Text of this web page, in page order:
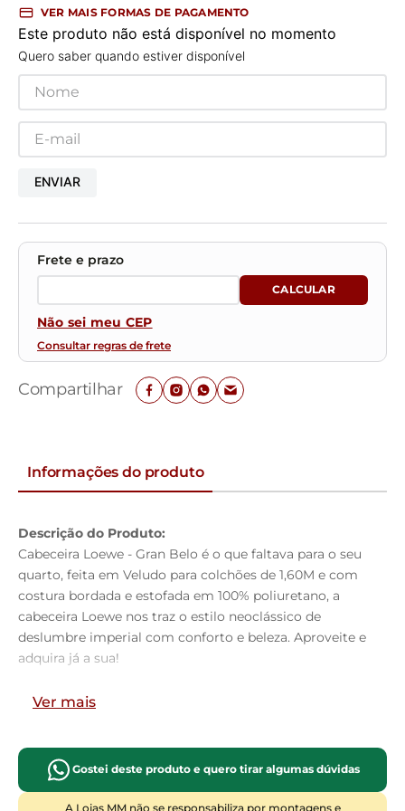
VER MAIS FORMAS DE PAGAMENTO
Este produto não está disponível no momento
Quero saber quando estiver disponível
ENVIAR
Não sei meu CEP
Consultar regras de frete
Compartilhar
Informações do produto
Descrição do Produto:
Cabeceira Loewe - Gran Belo é o que faltava para o seu
quarto, feita em Veludo para colchões de 1,60M e com
costura bordada e estofada em 100% poliuretano, a
cabeceira Loewe nos traz o estilo neoclássico de
deslumbre imperial com conforto e beleza. Aproveite e
adquira já a sua!
Altura:138cm
Profundidade:
Largura Para Colchão:160cm
Ver mais
Gostei deste produto e quero tirar algumas dúvidas
A Lojas MM não se responsabiliza por montagens e